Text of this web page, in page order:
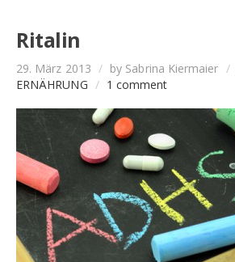
Ritalin
29. März 2013 / by Sabrina Kiermaier /
ERNÄHRUNG / 1 comment